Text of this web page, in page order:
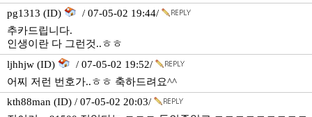
pg1313 (ID)
/ 07-05-02 19:44/
추카드립니다.
인생이란 다 그런것..ㅎㅎ
ljhhjw (ID)
/ 07-05-02 19:52/
어찌 저런 번호가..ㅎㅎ 축하드려요^^
kth88man (ID) / 07-05-02 20:03/